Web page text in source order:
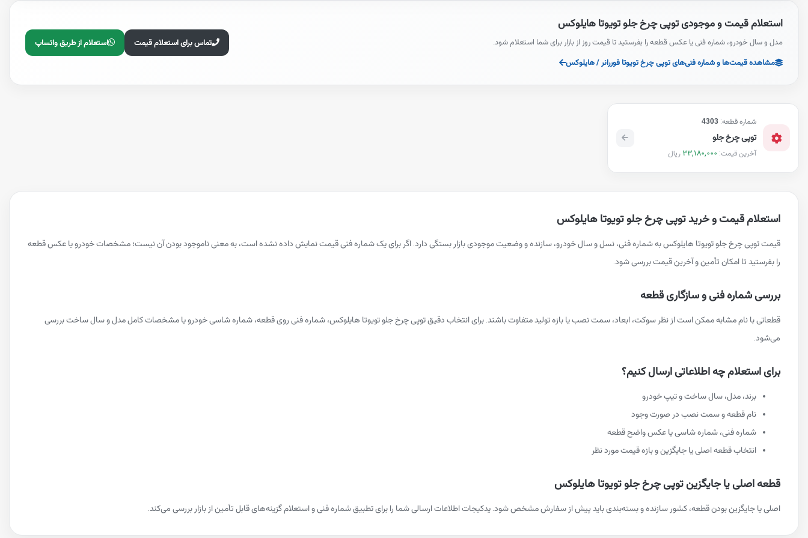
استعلام قیمت و موجودی توپی چرخ جلو تویوتا هایلوکس
مدل و سال خودرو، شماره فنی یا عکس قطعه را بفرستید تا قیمت روز از بازار برای شما استعلام شود.
مشاهده قیمت‌ها و شماره فنی‌های توپی چرخ تویوتا فوررانر / هایلوکس
تماس برای استعلام قیمت استعلام از طریق واتساپ
شماره قطعه: 4303
توپی چرخ جلو
آخرین قیمت: 33,180,000 ریال
استعلام قیمت و خرید توپی چرخ جلو تویوتا هایلوکس
قیمت توپی چرخ جلو تویوتا هایلوکس به شماره فنی، نسل و سال خودرو، سازنده و وضعیت موجودی بازار بستگی دارد. اگر برای یک شماره فنی قیمت نمایش داده نشده است، به معنی ناموجود بودن آن نیست؛ مشخصات خودرو یا عکس قطعه
را بفرستید تا امکان تأمین و آخرین قیمت بررسی شود.
بررسی شماره فنی و سازگاری قطعه
قطعاتی با نام مشابه ممکن است از نظر سوکت، ابعاد، سمت نصب یا بازه تولید متفاوت باشند. برای انتخاب دقیق توپی چرخ جلو تویوتا هایلوکس، شماره فنی روی قطعه، شماره شاسی خودرو یا مشخصات کامل مدل و سال ساخت بررسی
می‌شود.
برای استعلام چه اطلاعاتی ارسال کنیم؟
برند، مدل، سال ساخت و تیپ خودرو
نام قطعه و سمت نصب در صورت وجود
شماره فنی، شماره شاسی یا عکس واضح قطعه
انتخاب قطعه اصلی یا جایگزین و بازه قیمت مورد نظر
قطعه اصلی یا جایگزین توپی چرخ جلو تویوتا هایلوکس
اصلی یا جایگزین بودن قطعه، کشور سازنده و بسته‌بندی باید پیش از سفارش مشخص شود. یدکیجات اطلاعات ارسالی شما را برای تطبیق شماره فنی و استعلام گزینه‌های قابل تأمین از بازار بررسی می‌کند.